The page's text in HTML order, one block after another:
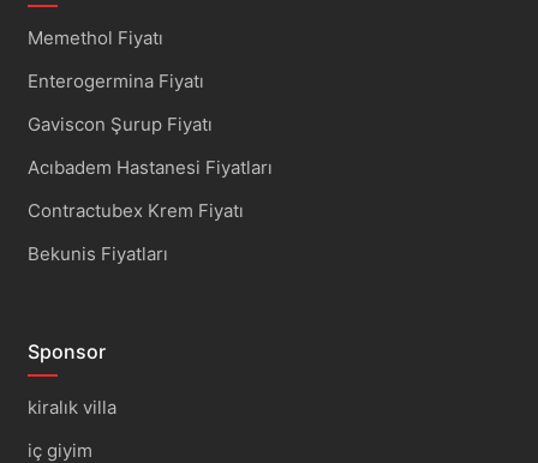
Memethol Fiyatı
Enterogermina Fiyatı
Gaviscon Şurup Fiyatı
Acıbadem Hastanesi Fiyatları
Contractubex Krem Fiyatı
Bekunis Fiyatları
Sponsor
kiralık villa
iç giyim